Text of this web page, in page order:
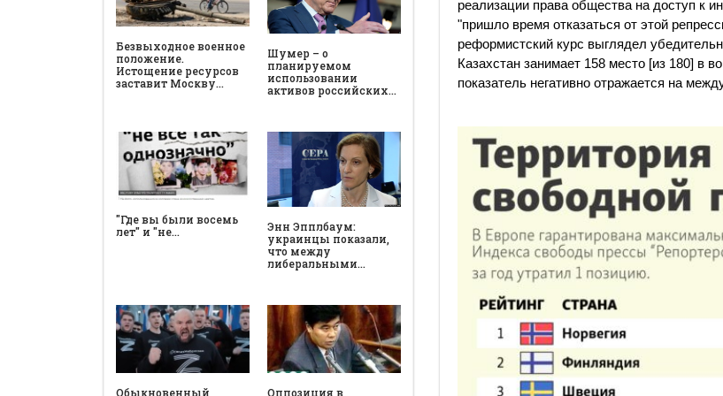
Безвыходное военное
положение.
Истощение ресурсов
заставит Москву…
Шумер – о
планируемом
использовании
активов российских…
"Где вы были восемь
лет" и "не…
Энн Эпплбаум:
украинцы показали,
что между
либеральными…
Обыкновенный Оппозиция в
реализации права общества на доступ к
"пришло время отказаться от этой
реформистский курс выглядел
Казахстан занимает 158 место [из 180] в
показатель негативно отражается на